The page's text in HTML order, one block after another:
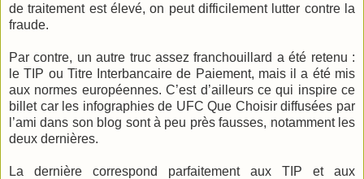
de traitement est élevé, on peut difficilement lutter contre la
fraude.
Par contre, un autre truc assez franchouillard a été retenu :
le TIP ou Titre Interbancaire de Paiement, mais il a été mis
aux normes européennes. C’est d’ailleurs ce qui inspire ce
billet car les infographies de UFC Que Choisir diffusées par
l’ami dans son blog sont à peu près fausses, notamment les
deux dernières.
La dernière correspond parfaitement aux TIP et aux